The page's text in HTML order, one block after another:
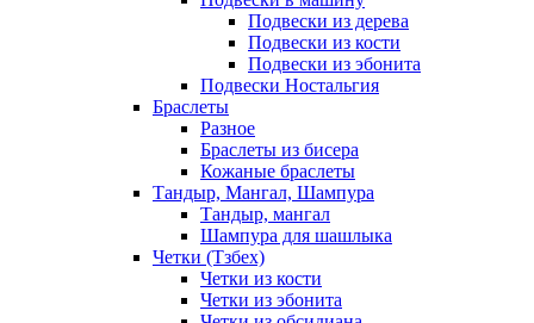
Подвески из дерева
Подвески из кости
Подвески из эбонита
Подвески Ностальгия
Браслеты
Разное
Браслеты из бисера
Кожаные браслеты
Тандыр, Мангал, Шампура
Тандыр, мангал
Шампура для шашлыка
Четки (Тзбех)
Четки из кости
Четки из эбонита